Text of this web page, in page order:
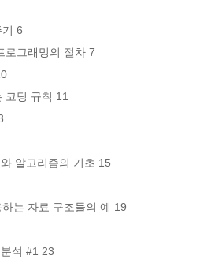
6
로그래밍의 절차 7
코딩 규칙 11
알고리즘의 기초 15
는 자료 구조들의 예 19
석 #1 23